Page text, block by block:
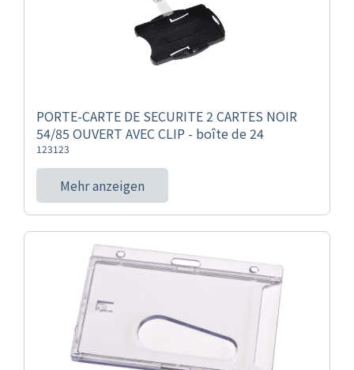
PORTE-CARTE DE SECURITE 2 CARTES NOIR
54/85 OUVERT AVEC CLIP - boîte de 24
123123
Mehr anzeigen